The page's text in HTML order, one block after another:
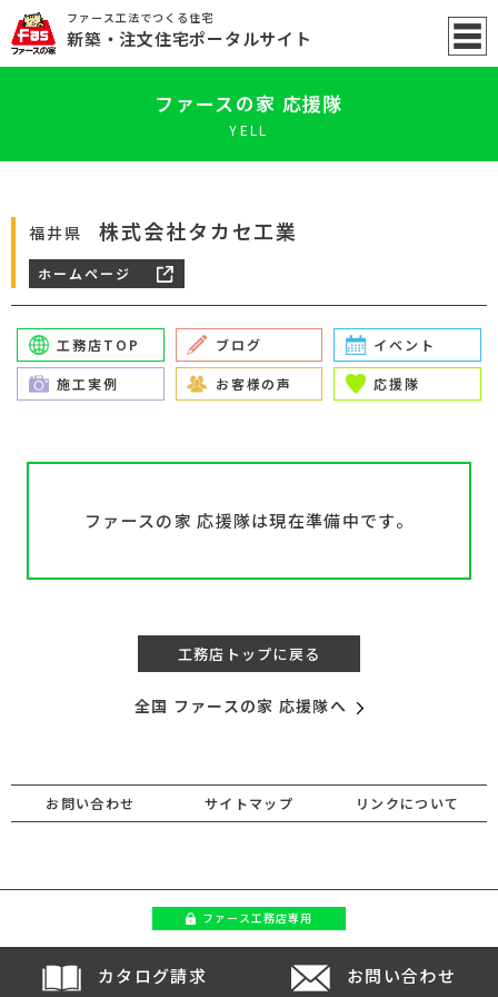
ファース工法でつくる住宅
新築 ・注文住宅ポータルサイト
ファースの家 応援隊
YELL
福井県 株式会社タカセ工業
ホームページ
工務店TOP ブログ イベント
施工実例 お客様の声 応援隊
ファースの家 応援隊は現在準備中です。
工務店トップに戻る
全国 ファースの家 応援隊へ
お問い合わせ サイトマップ リンクについて
ファース工務店専用
カタログ請求 お問い合わせ